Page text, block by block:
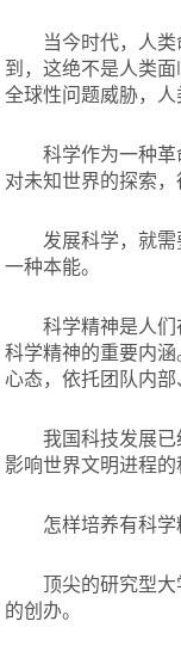
当今时代，人
到，这绝不是人类
全球性问题威胁，
科学作为一种
对未知世界的探索
发展科学，就
一种本能。
科学精神是人
科学精神的重要内
心态，依托团队内
我国科技发展
影响世界文明进程
怎样培养有科
顶尖的研究型
的创办。